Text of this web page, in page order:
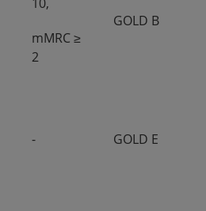
mMRC ≥
2
GOLD B
- GOLD E